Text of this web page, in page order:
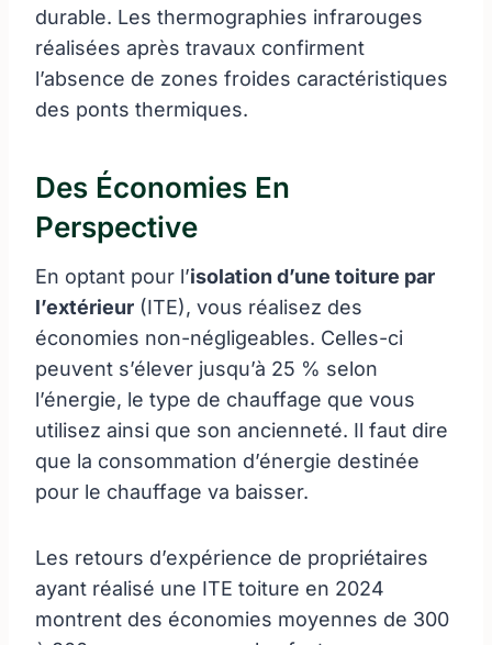
durable. Les thermographies infrarouges
réalisées après travaux confirment
l’absence de zones froides caractéristiques
des ponts thermiques.
Des Économies En
Perspective
En optant pour l’isolation d’une toiture par
l’extérieur (ITE), vous réalisez des
économies non-négligeables. Celles-ci
peuvent s’élever jusqu’à 25 % selon
l’énergie, le type de chauffage que vous
utilisez ainsi que son ancienneté. Il faut dire
que la consommation d’énergie destinée
pour le chauffage va baisser.
Les retours d’expérience de propriétaires
ayant réalisé une ITE toiture en 2024
montrent des économies moyennes de 300